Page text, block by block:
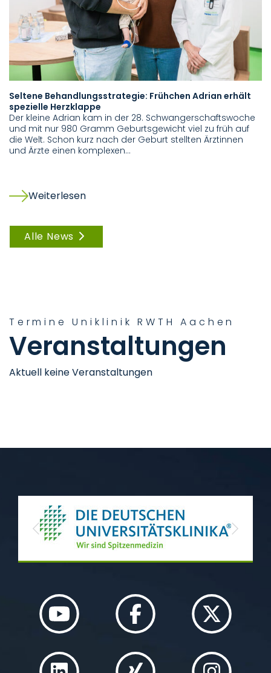
Seltene Behandlungsstrategie: Frühchen Adrian erhält
spezielle Herzklappe
Der kleine Adrian kam in der 28. Schwangerschaftswoche
und mit nur 980 Gramm Geburtsgewicht viel zu früh auf
die Welt. Schon kurz nach der Geburt stellten Ärztinnen
und Ärzte einen komplexen…
Weiterlesen
Alle News
Termine Uniklinik RWTH Aachen
Veranstaltungen
Aktuell keine Veranstaltungen
Previous Next